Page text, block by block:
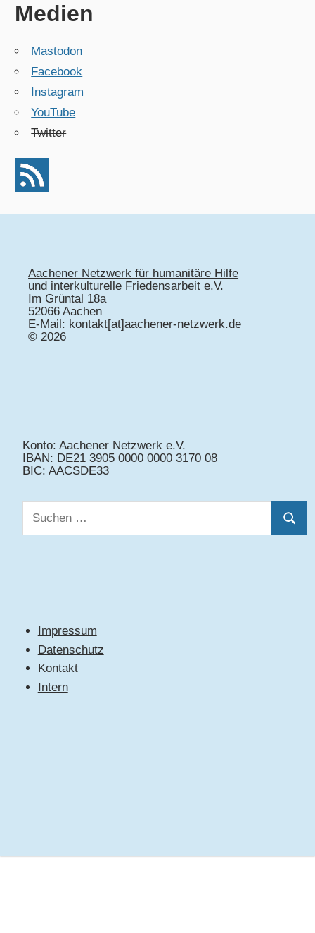
Medien
Mastodon
Facebook
Instagram
YouTube
Twitter
Aachener Netzwerk für humanitäre Hilfe
und interkulturelle Friedensarbeit e.V.
Im Grüntal 18a
52066 Aachen
E-Mail: kontakt[at]aachener-netzwerk.de
© 2026
Konto: Aachener Netzwerk e.V.
IBAN: DE21 3905 0000 0000 3170 08
BIC: AACSDE33
Suchen
nach:
Impressum
Datenschutz
Kontakt
Intern